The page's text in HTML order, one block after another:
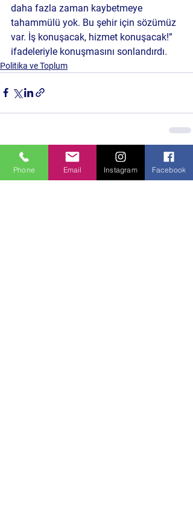
daha fazla zaman kaybetmeye
tahammülü yok. Bu şehir için sözümüz
var. İş konuşacak, hizmet konuşacak!”
ifadeleriyle konuşmasını sonlandırdı.
Politika ve Toplum
Son Yazılar Hepsini Gör
Phone Email Instagram Facebook